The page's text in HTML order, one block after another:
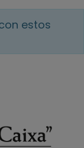
estos